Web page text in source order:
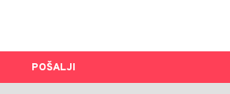
POŠALJI